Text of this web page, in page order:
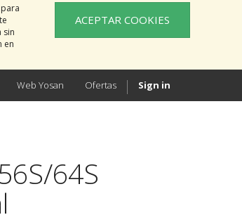
sin
en
ACEPTAR COOKIES
Web Yosan Ofertas Sign in
64S